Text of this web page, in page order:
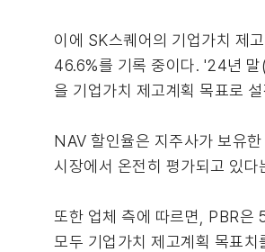
이에 SK스퀘어의 기업가치 제
46.6%를 기록 중이다. '24년
을 기업가치 제고계획 목표로
NAV 할인율은 지주사가 보유
시장에서 온전히 평가되고 있다
또한 업체 측에 따르면, PBR은
모두 기업가치 제고계획 목표